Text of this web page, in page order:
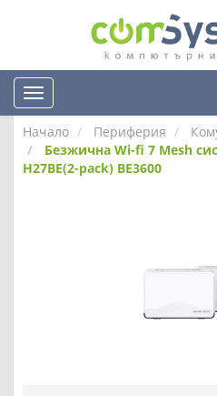
Начало Периферия
Безжична Wi-fi 7 Mesh
H27BE(2-pack) BE3600